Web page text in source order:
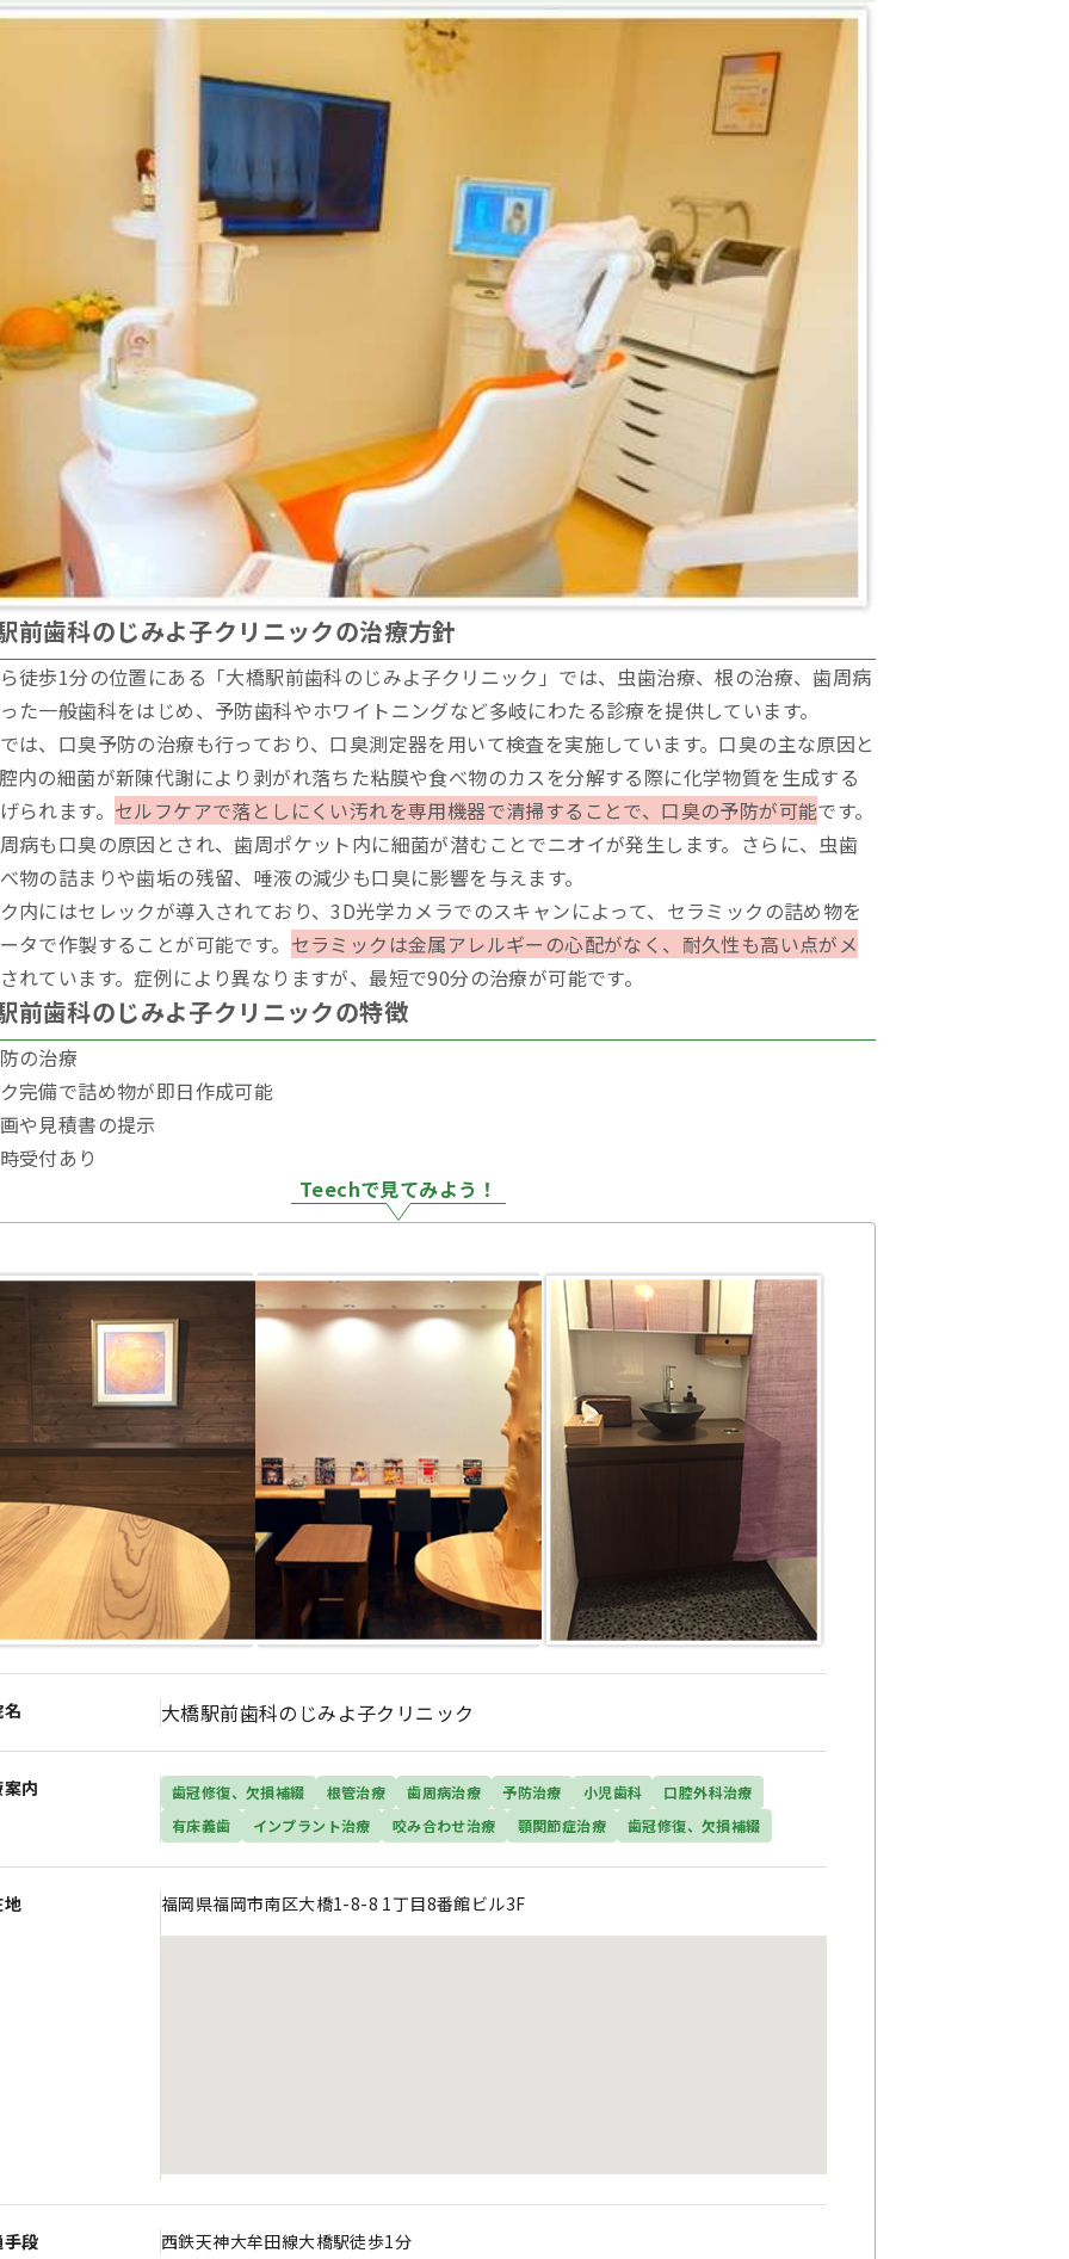
前歯科のじみよ子クリニックの治療方針
徒歩1分の位置にある「大橋駅前歯科のじみよ子クリニック」では、虫歯治療、根の治療、歯周病
た一般歯科をはじめ、予防歯科やホワイトニングなど多岐にわたる診療を提供しています。
は、口臭予防の治療も行っており、口臭測定器を用いて検査を実施しています。口臭の主な原因と
内の細菌が新陳代謝により剥がれ落ちた粘膜や食べ物のカスを分解する際に化学物質を生成する
られます。 セルフケアで落としにくい汚れを専用機器で清掃することで、口臭の予防が可能です。
病も口臭の原因とされ、歯周ポケット内に細菌が潜むことでニオイが発生します。さらに、虫歯
物の詰まりや歯垢の残留、唾液の減少も口臭に影響を与えます。
内にはセレックが導入されており、3D光学カメラでのスキャンによって、セラミックの詰め物を
タで作製することが可能です。 セラミックは金属アレルギーの心配がなく、耐久性も高い点がメ
れています。症例により異なりますが、最短で90分の治療が可能です。
前歯科のじみよ子クリニックの特徴
の治療
完備で詰め物が即日作成可能
や見積書の提示
受付あり
Teechで見てみよう！
大橋駅前歯科のじみよ子クリニック
内 歯冠修復、欠損補綴 根管治療 歯周病治療 予防治療 小児歯科
口腔外科治療
有床義歯
インプラント治療 咬み合わせ治療 顎関節症治療 歯冠修復、欠損補綴
地 福岡県福岡市南区大橋1-8-8 1丁目8番館ビル3F
段 西鉄天神大牟田線大橋駅徒歩1分